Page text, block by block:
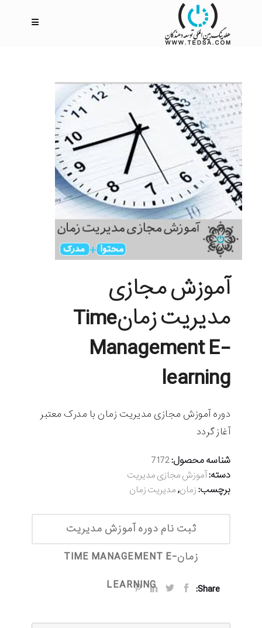
آموزش مجازی
مدیریت زمانTime
Management E-
learning
دوره آموزش مجازی مدیریت زمان با مدرک معتبر
آغاز گردد
شناسه محصول:7172
دسته:آموزش مجازی مدیریت
برچسب:زمان,مدیریت زمان
ثبت نام دوره آموزش مدیریت
زمانTIME MANAGEMENT E-
LEARNING
Share: